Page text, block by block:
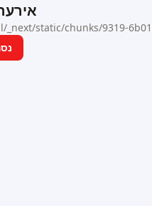
static/chunks/9319-